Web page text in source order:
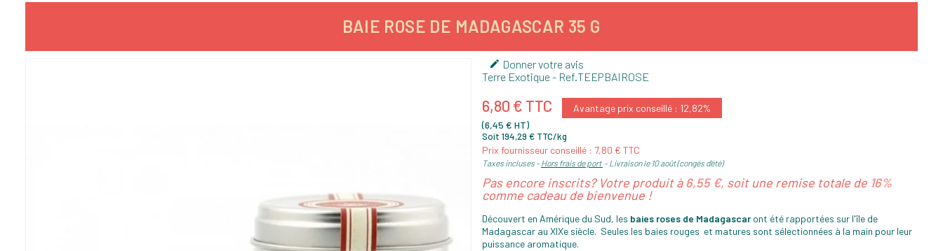
BAIE ROSE DE MADAGASCAR 35 G
 Donner votre avis
Terre Exotique - Ref.TEEPBAIROSE
6,80 € TTC
Avantage prix conseillé : 12,82%
(6,45 € HT)
Soit 194,29 € TTC/kg
Prix fournisseur conseillé : 7,80 € TTC
Taxes incluses Hors frais de port Livraison le 10 août (congés d'été)
Pas encore inscrits? Votre produit à6,55 €, soit une remise totale de 16%
comme cadeau de bienvenue !
Découvert en Amérique du Sud, les baies roses de Madagascaront été rapportées sur l'île de
Madagascar au XIXe siècle. Seules les baies rouges et matures sont sélectionnées à la main pour leur
puissance aromatique.